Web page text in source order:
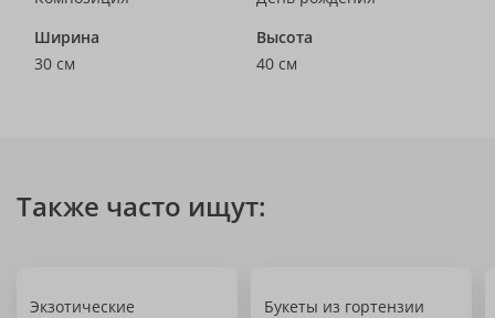
Ширина
30 см
Высота
40 см
Также часто ищут:
Экзотические Букеты из гортензии